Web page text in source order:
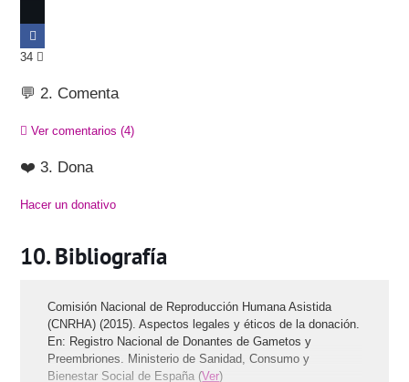
34
💬 2. Comenta
Ver comentarios(4)
❤️ 3. Dona
Hacer un donativo
Bibliografía
Comisión Nacional de Reproducción Humana Asistida
(CNRHA) (2015). Aspectos legales y éticos de la donación.
En: Registro Nacional de Donantes de Gametos y
Preembriones. Ministerio de Sanidad, Consumo y
Bienestar Social de España (Ver)